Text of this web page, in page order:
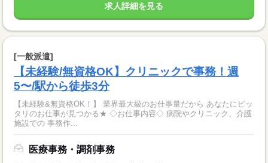
求人詳細を見る
[一般派遣]
【未経験/無資格OK】クリニックで事務！週
5〜/駅から徒歩3分
【未経験&無資格OK！】 業界最大級のお仕事量だから あなたにピッ
タリのお仕事が見つかる★ ◇お仕事内容◇ 病院やクリニック、介護
施設での 事務作...
医療事務・調剤事務